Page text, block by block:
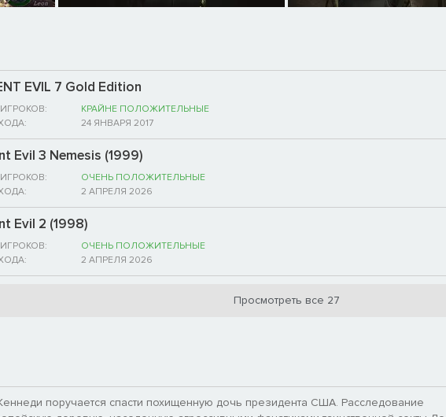
EVIL 7 Gold Edition
КРАЙНЕ ПОЛОЖИТЕЛЬНЫЕ
24 ЯНВАРЯ 2017
Evil 3 Nemesis (1999)
ОЧЕНЬ ПОЛОЖИТЕЛЬНЫЕ
2 АПРЕЛЯ 2026
Evil 2 (1998)
ОЧЕНЬ ПОЛОЖИТЕЛЬНЫЕ
2 АПРЕЛЯ 2026
Просмотреть все 27
поручается спасти похищенную дочь президента США. Расследование